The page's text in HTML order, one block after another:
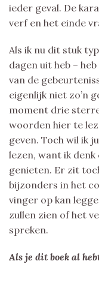
ieder geval. De
verf en het einde
Als ik nu dit stuk
dagen uit heb –
van de
eigenlijk niet zo’n
moment drie
woorden hier te
geven. Toch wil ik
lezen, want ik
genieten. Er zit
bijzonders in het
vinger op kan
zullen zien of het
spreken.
Als je dit boek al